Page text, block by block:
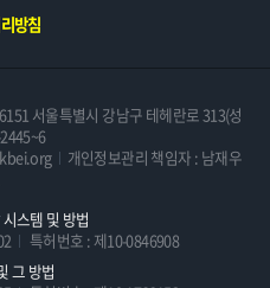
방침
서울특별시 강남구 테헤란로 313(성
개인정보관리 책임자 : 남재우
스템 및 방법
특허번호 : 제10-0846908
그 방법